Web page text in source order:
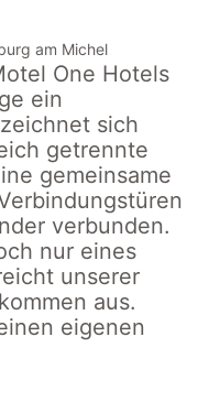
am Michel
One Hotels
ein
sich
getrennte
gemeinsame
verbunden.
nur eines
unserer
aus.
eigenen